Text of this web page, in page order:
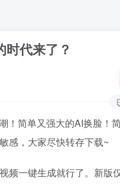
代来了？
！简单又强大的AI换脸！
感，大家尽快转存下载~
频一键生成就行了。新版